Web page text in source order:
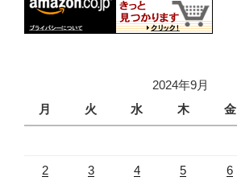
2024年9月
月
火 水 木 金
2 3 4 5 6